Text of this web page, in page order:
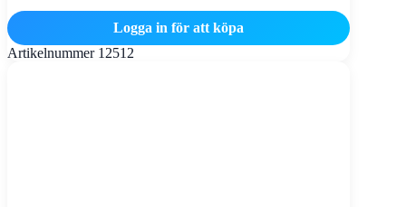
Logga in för att köpa
Artikelnummer 12512